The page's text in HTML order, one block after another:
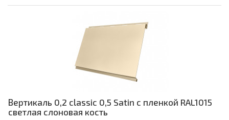
Вертикаль 0,2 classic 0,5 Satin с пленкой RAL1015
светлая слоновая кость